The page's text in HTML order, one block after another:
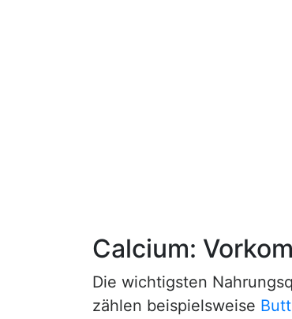
Calcium:
Die wichtigsten
zählen beispielsweise